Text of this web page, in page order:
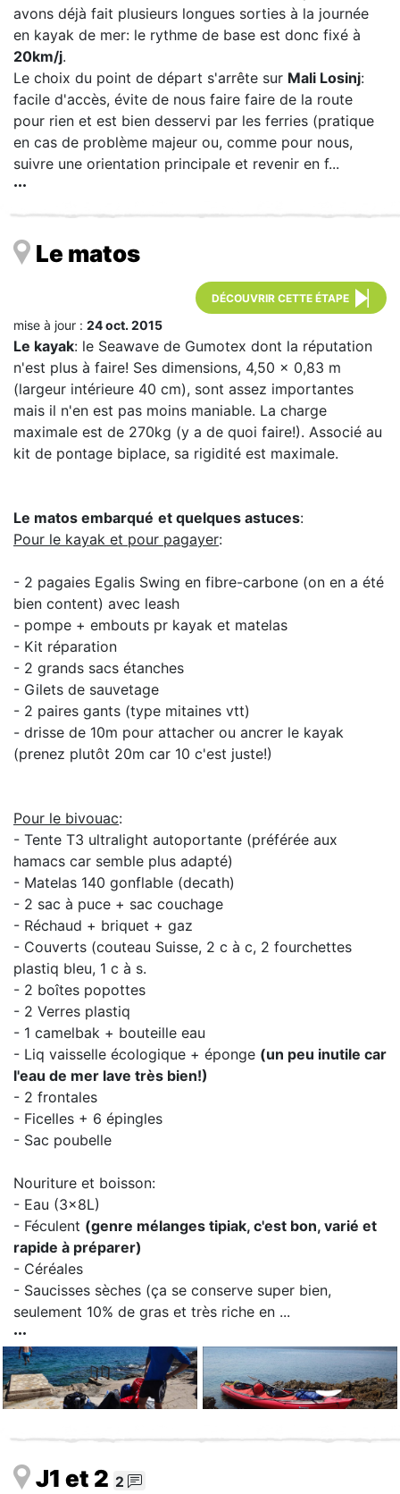
avons déjà fait plusieurs longues sorties à la journée
en kayak de mer: le rythme de base est donc fixé à
20km/j.
Le choix du point de départ s'arrête sur Mali Losinj:
facile d'accès, évite de nous faire faire de la route
pour rien et est bien desservi par les ferries (pratique
en cas de problème majeur ou, comme pour nous,
suivre une orientation principale et revenir en f...
Le matos
DÉCOUVRIR CETTE ÉTAPE
mise à jour : 24 oct. 2015
Le kayak: le Seawave de Gumotex dont la réputation
n'est plus à faire! Ses dimensions, 4,50 x 0,83 m
(largeur intérieure 40 cm), sont assez importantes
mais il n'en est pas moins maniable. La charge
maximale est de 270kg (y a de quoi faire!). Associé au
kit de pontage biplace, sa rigidité est maximale.
Le matos embarqué et quelques astuces:
Pour le kayak et pour pagayer:
- 2 pagaies Egalis Swing en fibre-carbone (on en a été
bien content) avec leash
- pompe + embouts pr kayak et matelas
- Kit réparation
- 2 grands sacs étanches
- Gilets de sauvetage
- 2 paires gants (type mitaines vtt)
- drisse de 10m pour attacher ou ancrer le kayak
(prenez plutôt 20m car 10 c'est juste!)
Pour le bivouac:
- Tente T3 ultralight autoportante (préférée aux
hamacs car semble plus adapté)
- Matelas 140 gonflable (decath)
- 2 sac à puce + sac couchage
- Réchaud + briquet + gaz
- Couverts (couteau Suisse, 2 c à c, 2 fourchettes
plastiq bleu, 1 c à s.
- 2 boîtes popottes
- 2 Verres plastiq
- 1 camelbak + bouteille eau
- Liq vaisselle écologique + éponge (un peu inutile car
l'eau de mer lave très bien!)
- 2 frontales
- Ficelles + 6 épingles
- Sac poubelle
Nouriture et boisson:
- Eau (3x8L)
- Féculent (genre mélanges tipiak, c'est bon, varié et
rapide à préparer)
- Céréales
- Saucisses sèches (ça se conserve super bien,
seulement 10% de gras et très riche en ...
J1 et 2 2